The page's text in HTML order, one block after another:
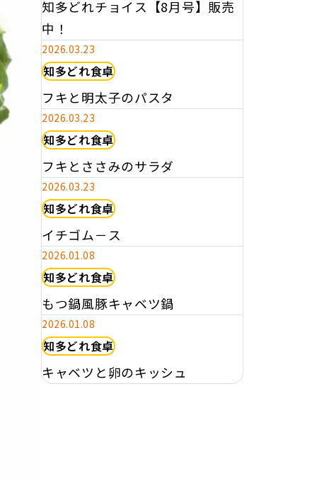
知多どれチョイス【8月号】販売
中！
2026.03.23
知多どれ食卓
フキと明太子のパスタ
2026.03.23
知多どれ食卓
フキとささみのサラダ
2026.03.23
知多どれ食卓
イチゴム－ス
2026.01.08
知多どれ食卓
もつ鍋風豚キャベツ鍋
2026.01.08
知多どれ食卓
キャベツと卵のキッシュ